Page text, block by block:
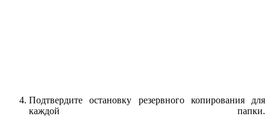
Подтвердите остановку резервного копирования для
каждой папки.